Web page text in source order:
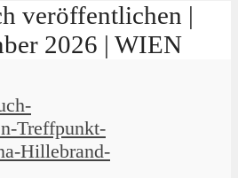
veröffentlichen |
2026 | WIEN